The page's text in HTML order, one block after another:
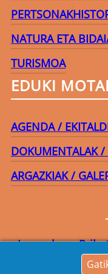
PERTSONAK
NATURA ETA
TURISMOA
EDUKI
AGENDA /
DOKUMENTALAK /
ARGAZKIAK /
Lege-oharra